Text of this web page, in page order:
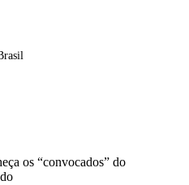
os “convocados” do